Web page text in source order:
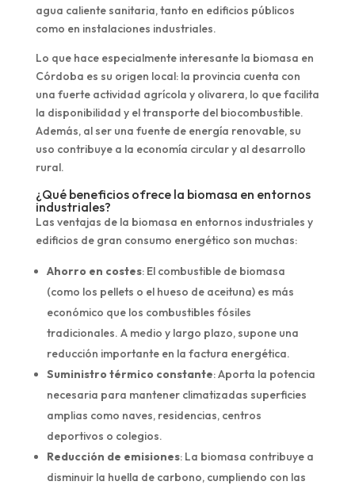
agua caliente sanitaria, tanto en edificios públicos
como en instalaciones industriales.
Lo que hace especialmente interesante la biomasa en
Córdoba es su origen local: la provincia cuenta con
una fuerte actividad agrícola y olivarera, lo que facilita
la disponibilidad y el transporte del biocombustible.
Además, al ser una fuente de energía renovable, su
uso contribuye a la economía circular y al desarrollo
rural.
¿Qué beneficios ofrece la biomasa en entornos
industriales?
Las ventajas de la biomasa en entornos industriales y
edificios de gran consumo energético son muchas:
Ahorro en costes: El combustible de biomasa
(como los pellets o el hueso de aceituna) es más
económico que los combustibles fósiles
tradicionales. A medio y largo plazo, supone una
reducción importante en la factura energética.
Suministro térmico constante: Aporta la potencia
necesaria para mantener climatizadas superficies
amplias como naves, residencias, centros
deportivos o colegios.
Reducción de emisiones: La biomasa contribuye a
disminuir la huella de carbono, cumpliendo con las